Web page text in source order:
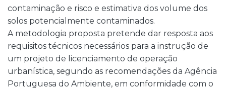
contaminação e risco e estimativa dos volume dos
solos potencialmente contaminados.
A metodologia proposta pretende dar resposta aos
requisitos técnicos necessários para a instrução de
um projeto de licenciamento de operação
urbanística, segundo as recomendações da Agência
Portuguesa do Ambiente, em conformidade com o